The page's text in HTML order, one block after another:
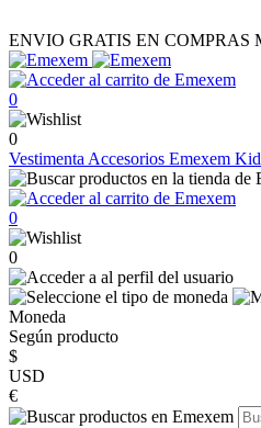
ENVIO GRATIS EN COMPRAS
0
0
Vestimenta Accesorios Emexem
0
0
Moneda
Según producto
$
USD
€